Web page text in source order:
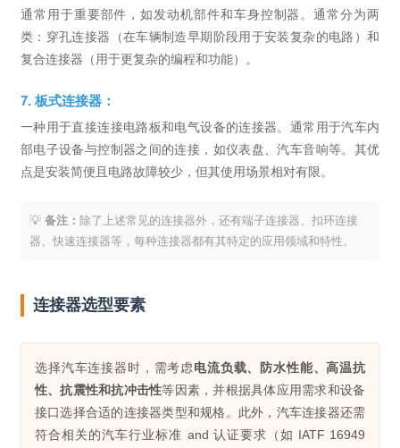
通常用于重要部件，如发动机部件和车身控制器。通常分为两
类：穿孔连接器（在车辆制造早期阶段用于安装复杂的电路）和
复合连接器（用于更复杂的编程和功能）。
7. 板式连接器：
一种用于直接连接电路板和电气设备的连接器。通常用于汽车内
部电子设备与控制器之间的连接，如仪表盘、汽车音响等。其优
点是安装简便且电路故障较少，但其使用场景相对有限。
备注： 除了上述常见的连接器外，还有端子连接器、扣环连接
器、快速连接器等，每种连接器都有其特定的应用领域和特性。
连接器选型要素
选择汽车连接器时，需考虑电流负载、防水性能、高温抗
性、抗震性和抗冲击性等因素，并根据具体应用需求和设备
接口选择合适的连接器类型和规格。此外，汽车连接器还需
符合相关的汽车行业标准 and 认证要求（如 IATF 16949